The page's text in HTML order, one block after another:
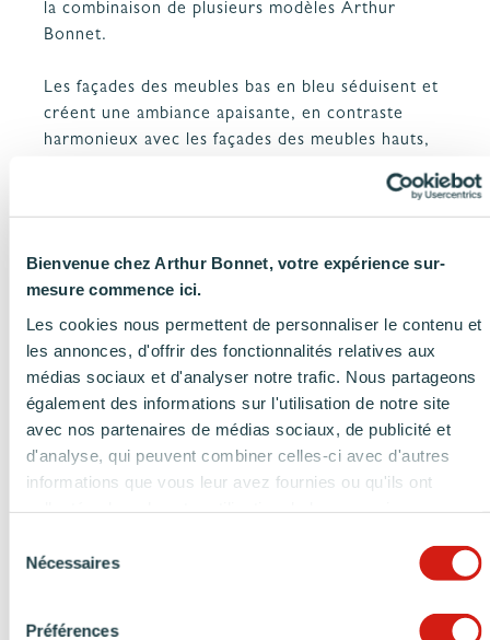
Bienvenue chez Arthur Bonnet, votre expérience sur-
mesure commence ici.
Les cookies nous permettent de personnaliser le contenu et
les annonces, d'offrir des fonctionnalités relatives aux
médias sociaux et d'analyser notre trafic. Nous partageons
également des informations sur l'utilisation de notre site
avec nos partenaires de médias sociaux, de publicité et
d'analyse, qui peuvent combiner celles-ci avec d'autres
informations que vous leur avez fournies ou qu'ils ont
Nécessaires
Préférences
la combinaison de plusieurs modèles Arthur
Bonnet.
Les façades des meubles bas en bleu séduisent et
créent une ambiance apaisante, en contraste
harmonieux avec les façades des meubles hauts,
bois. L’îlot constitue en outre, une zone idéale
pour les petits déjeuners ou les repas rapides.
couleur, choisir des modèles aux lignes
graphiques ou privilégier un îlot central sont
autant de stratégies permettant d’embellir une
cuisine en longueur. La tendance actuelle renvoie
aux oubliettes la notion de « cuisine-couloir »,
confirmant la popularité croissante de la cuisine
en longueur.